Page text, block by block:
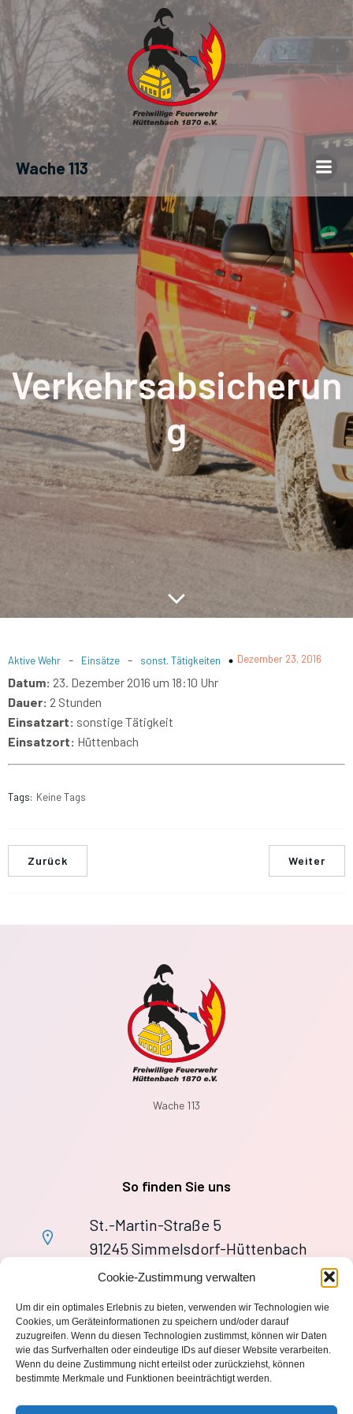
Cookie-Zustimmung verwalten
Um dir ein optimales Erlebnis zu bieten, verwenden wir Technologien wie
Cookies, um Geräteinformationen zu speichern und/oder darauf
zuzugreifen. Wenn du diesen Technologien zustimmst, können wir Daten
wie das Surfverhalten oder eindeutige IDs auf dieser Website verarbeiten.
Wenn du deine Zustimmung nicht erteilst oder zurückziehst, können
bestimmte Merkmale und Funktionen beeinträchtigt werden.
Wache 113
Verkehrsabsicherun
g
Aktive Wehr - Einsätze - sonst. Tätigkeiten Dezember 23, 2016
Datum: 23. Dezember 2016 um 18:10 Uhr
Dauer: 2 Stunden
Einsatzart: sonstige Tätigkeit
Einsatzort: Hüttenbach
Tags: Keine Tags
Zurück Weiter
Wache 113
So finden Sie uns
St.-Martin-Straße 5
91245 Simmelsdorf-Hüttenbach
+49 9155 9279727
wache113@ff-huettenbach.de